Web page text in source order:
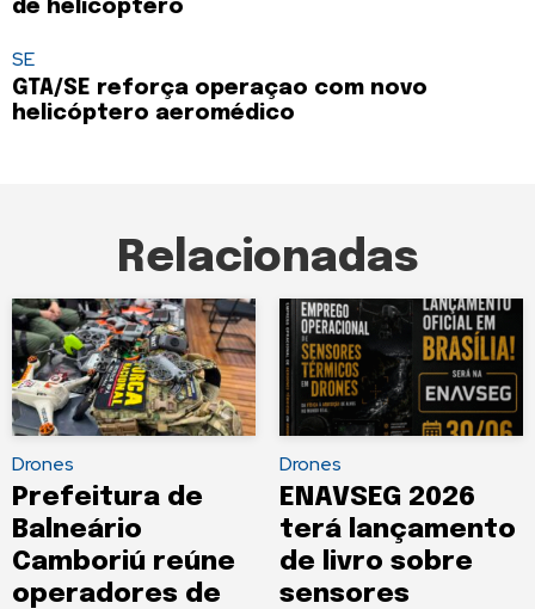
de helicóptero
SE
GTA/SE reforça operaçao com novo
helicóptero aeromédico
Relacionadas
Drones
Prefeitura de
Balneário
Camboriú reúne
operadores de
Drones
ENAVSEG 2026
terá lançamento
de livro sobre
sensores